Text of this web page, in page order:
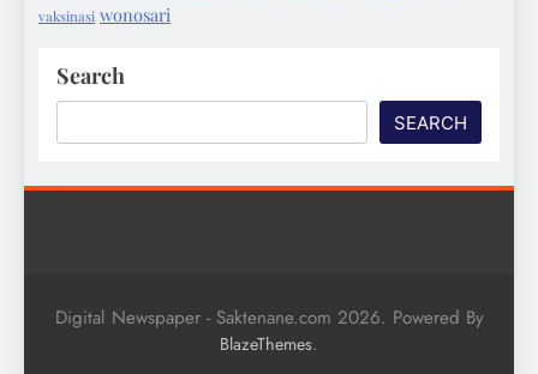
vaksinasi wonosari
Search
SEARCH
Digital Newspaper - Saktenane.com 2026. Powered By
BlazeThemes.